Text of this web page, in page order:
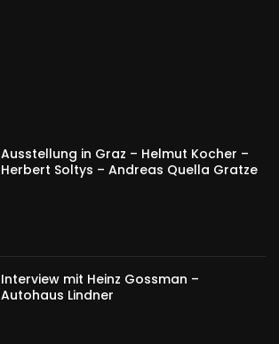
Ausstellung in Graz – Helmut Kocher –
Herbert Soltys – Andreas Quella Gratze
Interview mit Heinz Gossman –
Autohaus Lindner